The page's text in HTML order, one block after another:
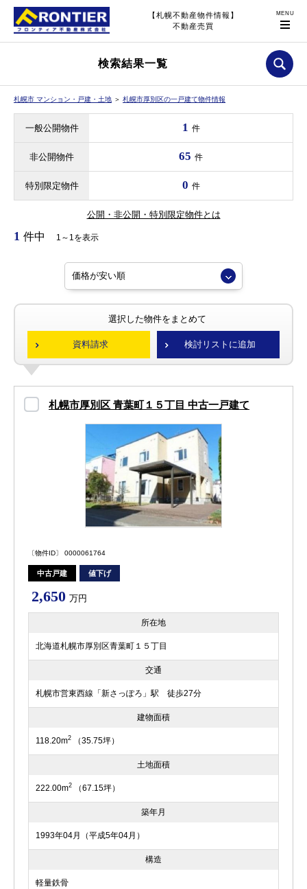
【札幌不動産物件情報】
不動産売買
検索結果一覧
札幌市 マンション・戸建・土地 ＞ 札幌市厚別区の一戸建て物件情報
一般公開物件 1 件
非公開物件 65 件
特別限定物件 0 件
公開・非公開・特別限定物件とは
1 件中 1～1を表示
選択した物件をまとめて
資料請求 検討リストに追加
札幌市厚別区 青葉町１５丁目 中古一戸建て
〔物件ID〕 0000061764
中古戸建 値下げ
2,650 万円
所在地
北海道札幌市厚別区青葉町１５丁目
交通
札幌市営東西線「新さっぽろ」駅 徒歩27分
建物面積
118.20m2 （35.75坪）
土地面積
222.00m2 （67.15坪）
築年月
1993年04月（平成5年04月）
構造
軽量鉄骨